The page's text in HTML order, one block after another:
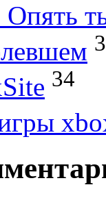
34